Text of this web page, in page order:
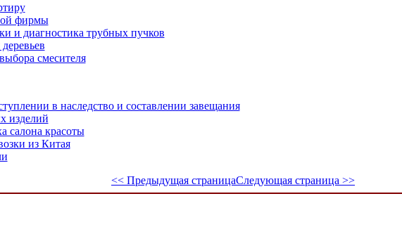
фирмы
и диагностика трубных пучков
смесителя
в наследство и составлении завещания
изделий
салона красоты
из Китая
<< Предыдущая страницаСледующая страница >>